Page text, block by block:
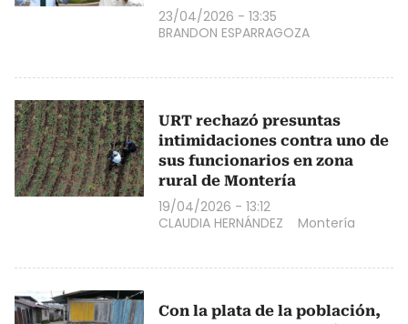
23/04/2026 - 13:35
BRANDON ESPARRAGOZA
URT rechazó presuntas
intimidaciones contra uno de
sus funcionarios en zona
rural de Montería
19/04/2026 - 13:12
CLAUDIA HERNÁNDEZ
Montería
Con la plata de la población,